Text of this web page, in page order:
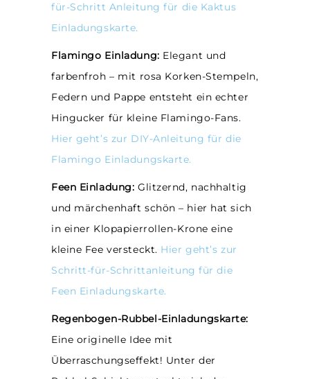
für-Schritt Anleitung für die Kaktus
Einladungskarte.
Flamingo Einladung: Elegant und
farbenfroh – mit rosa Korken-Stempeln,
Federn und Pappe entsteht ein echter
Hingucker für kleine Flamingo-Fans.
Hier geht’s zur DIY-Anleitung für die
Flamingo Einladungskarte.
Feen Einladung: Glitzernd, nachhaltig
und märchenhaft schön – hier hat sich
in einer Klopapierrollen-Krone eine
kleine Fee versteckt. Hier geht’s zur
Schritt-für-Schrittanleitung für die
Feen Einladungskarte.
Regenbogen-Rubbel-Einladungskarte:
Eine originelle Idee mit
Überraschungseffekt! Unter der